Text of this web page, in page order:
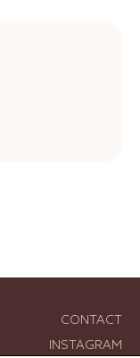
CONTACT
INSTAGRAM